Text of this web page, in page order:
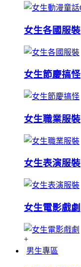
女生各國服裝
女生節慶搞怪
女生職業服裝
女生表演服裝
女生電影戲劇
+
男生專區